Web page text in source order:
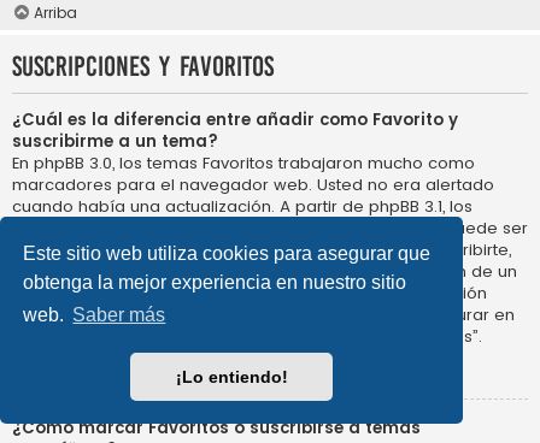
Este sitio web utiliza cookies para asegurar que
obtenga la mejor experiencia en nuestro sitio
web. Saber más
¡Lo entiendo!
Arriba
Suscripciones y Favoritos
¿Cuál es la diferencia entre añadir como Favorito y
suscribirme a un tema?
En phpBB 3.0, los temas Favoritos trabajaron mucho como
marcadores para el navegador web. Usted no era alertado
cuando había una actualización. A partir de phpBB 3.1, los
Favoritos son más como suscribirse a un tema. Usted puede ser
notificado cuando un tema Favorito se actualiza. Al suscribirte,
sin embargo, se le avisará de que hay una actualización de un
tema, o foro en el propio foro. Las opciones de notificación
para los Favoritos y las suscripciones se pueden configurar en
el Panel de Control de Usuario, en “Preferencias de Foros”.
¿Cómo marcar Favoritos o suscribirse a temas